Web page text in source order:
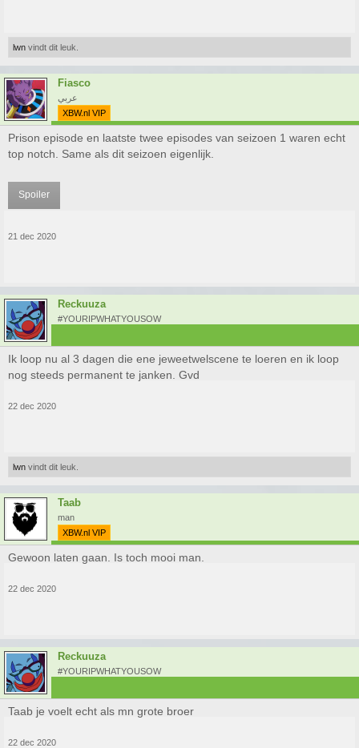
lwn vindt dit leuk.
Fiasco
عربي
XBW.nl VIP
Prison episode en laatste twee episodes van seizoen 1 waren echt
top notch. Same als dit seizoen eigenlijk.
Spoiler
21 dec 2020
Reckuuza
#YOURIPWHATYOUSOW
Ik loop nu al 3 dagen die ene jeweetwelscene te loeren en ik loop
nog steeds permanent te janken. Gvd
22 dec 2020
lwn vindt dit leuk.
Taab
man
XBW.nl VIP
Gewoon laten gaan. Is toch mooi man.
22 dec 2020
Reckuuza
#YOURIPWHATYOUSOW
Taab je voelt echt als mn grote broer
22 dec 2020